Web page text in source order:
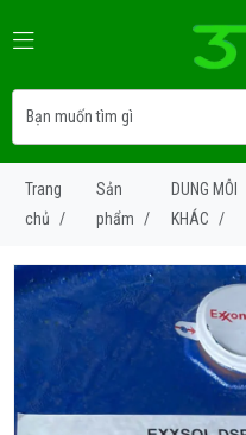
Trang
chủ /
Sản
phẩm /
DUNG MÔI
KHÁC /